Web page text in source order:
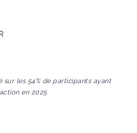
les 54% de participants ayant
en 2025